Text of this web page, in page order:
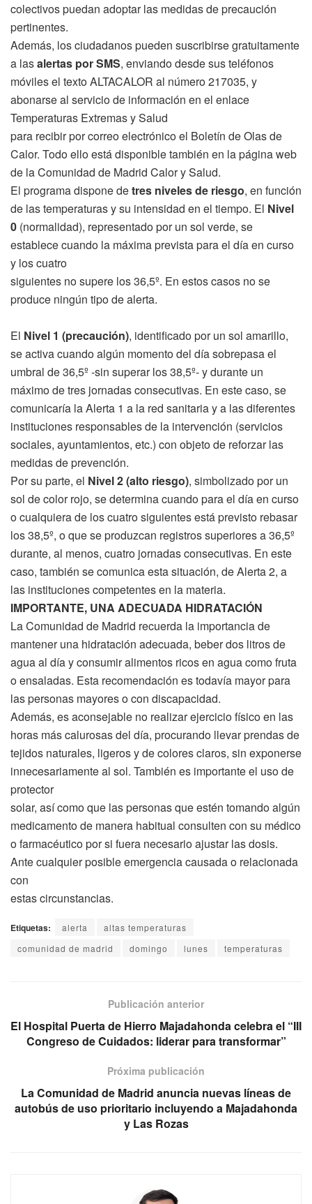
colectivos puedan adoptar las medidas de precaución
pertinentes.
Además, los ciudadanos pueden suscribirse gratuitamente
a lasalertas por SMS, enviando desde sus teléfonos
móviles el texto ALTACALOR al número 217035, y
abonarse al servicio de información en el enlace
Temperaturas Extremas y Salud
para recibir por correo electrónico el Boletín de Olas de
Calor. Todo ello está disponible también en la página web
de la Comunidad de Madrid Calor y Salud.
El programa dispone detres niveles de riesgo, en función
de las temperaturas y su intensidad en el tiempo. El Nivel
0 (normalidad), representado por un sol verde, se
establece cuando la máxima prevista para el día en curso
y los cuatro
siguientes no supere los 36,5º. En estos casos no se
produce ningún tipo de alerta.
El Nivel 1 (precaución), identificado por un sol amarillo,
se activa cuando algún momento del día sobrepasa el
umbral de 36,5º -sin superar los 38,5º- y durante un
máximo de tres jornadas consecutivas. En este caso, se
comunicaría la Alerta 1 a la red sanitaria y a las diferentes
instituciones responsables de la intervención (servicios
sociales, ayuntamientos, etc.) con objeto de reforzar las
medidas de prevención.
Por su parte, el Nivel 2 (alto riesgo), simbolizado por un
sol de color rojo, se determina cuando para el día en curso
o cualquiera de los cuatro siguientes está previsto rebasar
los 38,5º, o que se produzcan registros superiores a 36,5º
durante, al menos, cuatro jornadas consecutivas. En este
caso, también se comunica esta situación, de Alerta 2, a
las instituciones competentes en la materia.
IMPORTANTE, UNA ADECUADA HIDRATACIÓN
La Comunidad de Madrid recuerda la importancia de
mantener una hidratación adecuada, beber dos litros de
agua al día y consumir alimentos ricos en agua como fruta
o ensaladas. Esta recomendación es todavía mayor para
las personas mayores o con discapacidad.
Además, es aconsejable no realizar ejercicio físico en las
horas más calurosas del día, procurando llevar prendas de
tejidos naturales, ligeros y de colores claros, sin exponerse
innecesariamente al sol. También es importante el uso de
protector
solar, así como que las personas que estén tomando algún
medicamento de manera habitual consulten con su médico
o farmacéutico por si fuera necesario ajustar las dosis.
Ante cualquier posible emergencia causada o relacionada
con
estas circunstancias.
Etiquetas: alerta
altas temperaturas
comunidad de madrid
domingo lunes temperaturas
Publicación anterior
El Hospital Puerta de Hierro Majadahonda celebra el “III
Congreso de Cuidados: liderar para transformar”
Próxima publicación
La Comunidad de Madrid anuncia nuevas líneas de
autobús de uso prioritario incluyendo a Majadahonda
y Las Rozas